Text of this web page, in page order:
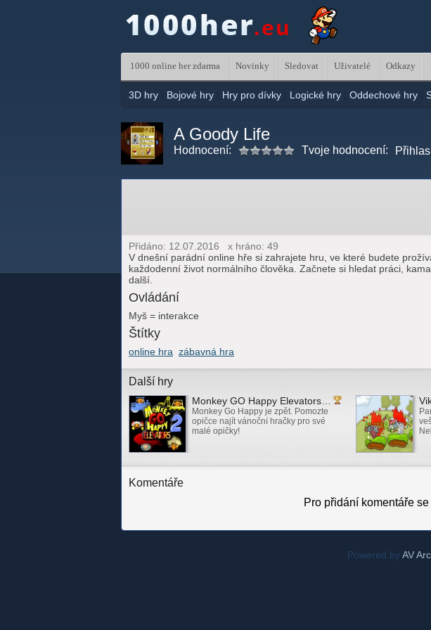
1000 online her zdarma Novinky Sledovat Uživatelé Odkazy
3D hry Bojové hry Hry pro dívky Logické hry Oddechové hry
A Goody Life
Hodnocení: Tvoje hodnocení:
Přidáno: 12.07.2016 x hráno: 49
V dnešní parádní online hře si zahrajete hru, ve které budete
každodenní život normálního člověka. Začnete si hledat práci,
další.
Ovládání
Myš = interakce
Štítky
online hra zábavná hra
Další hry
Monkey GO Happy Elevators…
Monkey Go Happy je zpět. Pomozte
opičce najít vánoční hračky pro své
malé opičky!
Komentáře
Pro přidání komentáře
Powered byAV